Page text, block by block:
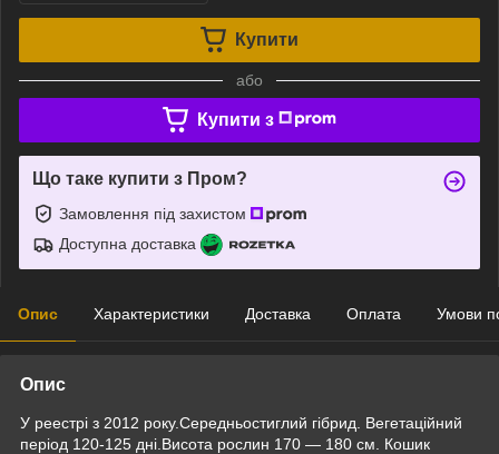
Купити
або
Купити з
Що таке купити з Пром?
Замовлення під захистом
Доступна доставка
Опис Характеристики Доставка Оплата Умови
Опис
У реестрі з 2012 року.Середньостиглий гібрид. Вегетаційний
період 120-125 дні.Висота рослин 170 — 180 см. Кошик